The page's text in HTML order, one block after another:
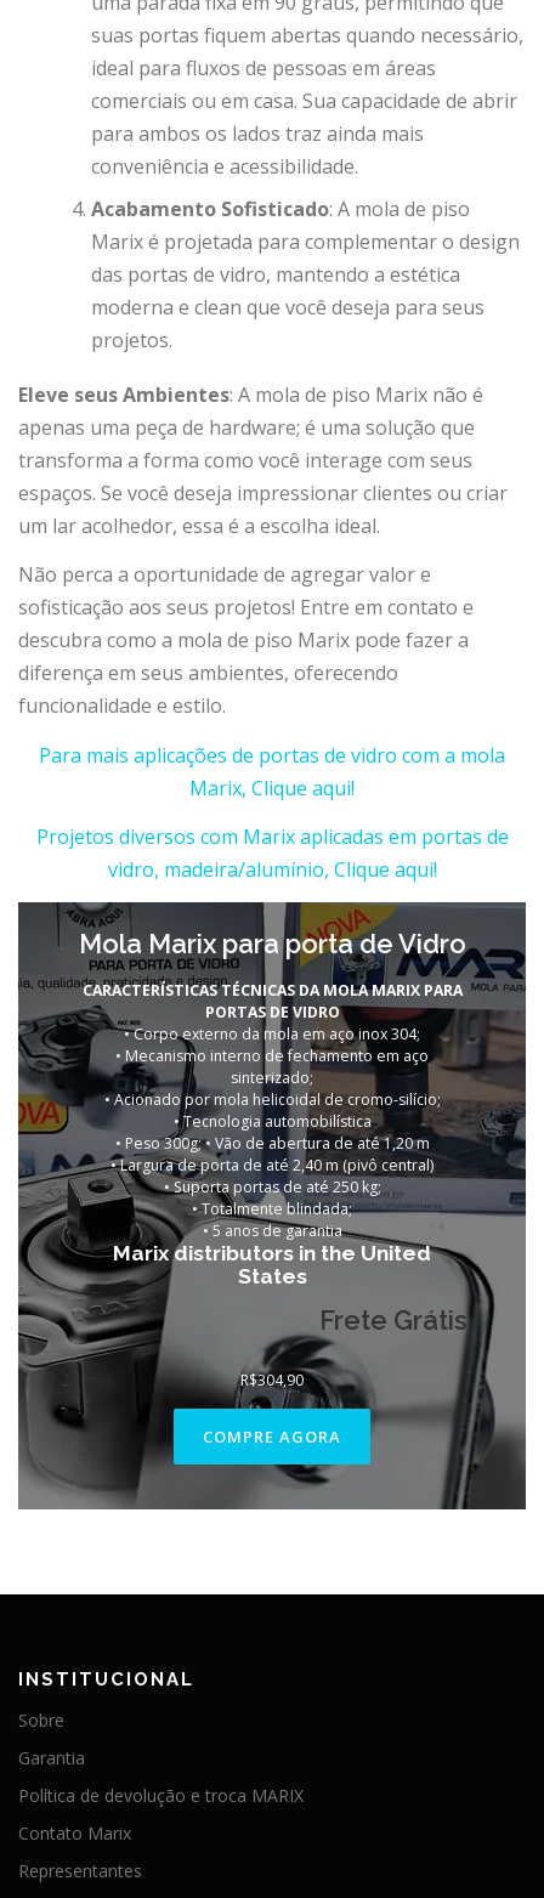
suas portas fiquem abertas quando necessário,
ideal para fluxos de pessoas em áreas
comerciais ou em casa. Sua capacidade de abrir
para ambos os lados traz ainda mais
conveniência e acessibilidade.
Acabamento Sofisticado: A mola de piso
Marix é projetada para complementar o design
das portas de vidro, mantendo a estética
moderna e clean que você deseja para seus
projetos.
Eleve seus Ambientes: A mola de piso Marix não é
apenas uma peça de hardware; é uma solução que
transforma a forma como você interage com seus
espaços. Se você deseja impressionar clientes ou criar
um lar acolhedor, essa é a escolha ideal.
Não perca a oportunidade de agregar valor e
sofisticação aos seus projetos! Entre em contato e
descubra como a mola de piso Marix pode fazer a
diferença em seus ambientes, oferecendo
funcionalidade e estilo.
Para mais aplicações de portas de vidro com a mola
Marix, Clique aqui!
Projetos diversos com Marix aplicadas em portas de
vidro, madeira/alumínio, Clique aqui!
Mola Marix para porta de Vidro
CARACTERÍSTICAS TÉCNICAS DA MOLA MARIX PARA
PORTAS DE VIDRO
• Corpo externo da mola em aço inox 304;
• Mecanismo interno de fechamento em aço
sinterizado;
• Acionado por mola helicoidal de cromo-silício;
• Tecnologia automobilística
• Peso 300g; • Vão de abertura de até 1,20 m
• Largura de porta de até 2,40 m (pivô central)
• Suporta portas de até 250 kg;
• Totalmente blindada;
• 5 anos de garantia
Marix distributors in the United
States
Frete Grátis
R$304,90
COMPRE AGORA
INSTITUCIONAL
Sobre
Garantia
Política de devolução e troca MARIX
Contato Marix
Representantes